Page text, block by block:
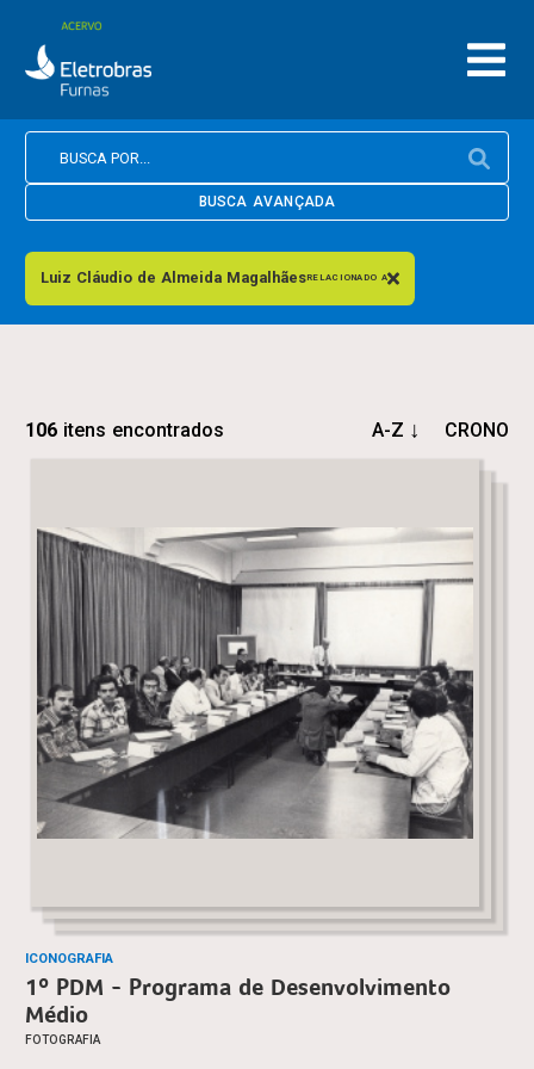
BUSCA AVANÇADA
Luiz Cláudio de Almeida MagalhãesRELACIONADO A
106 itens encontrados A-Z CRONO
ICONOGRAFIA
1º PDM - Programa de Desenvolvimento
Médio
FOTOGRAFIA